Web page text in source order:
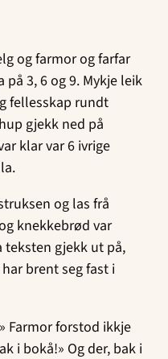
og farmor og farfar
3, 6 og 9. Mykje leik
fellesskap rundt
gjekk ned på
klar var 6 ivrige
og las frå
knekkebrød var
teksten gjekk ut på,
brent seg fast i
Farmor forstod ikkje
i bokå!» Og der, bak i